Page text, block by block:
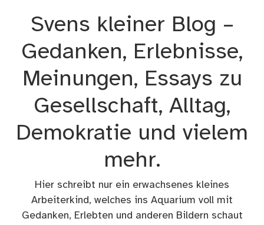
Svens kleiner Blog –
Gedanken, Erlebnisse,
Meinungen, Essays zu
Gesellschaft, Alltag,
Demokratie und vielem
mehr.
Hier schreibt nur ein erwachsenes kleines
Arbeiterkind, welches ins Aquarium voll mit
Gedanken, Erlebten und anderen Bildern schaut